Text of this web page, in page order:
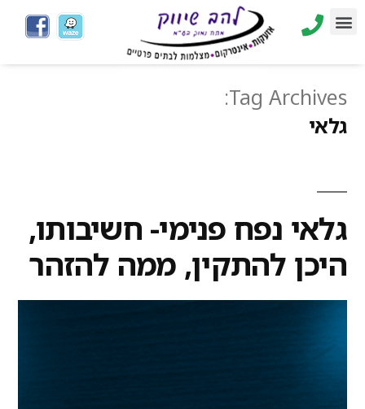
Tag Archives:
גלאי
גלאי נפח פנימי- חשיבותו,
היכן להתקין, ממה להזהר